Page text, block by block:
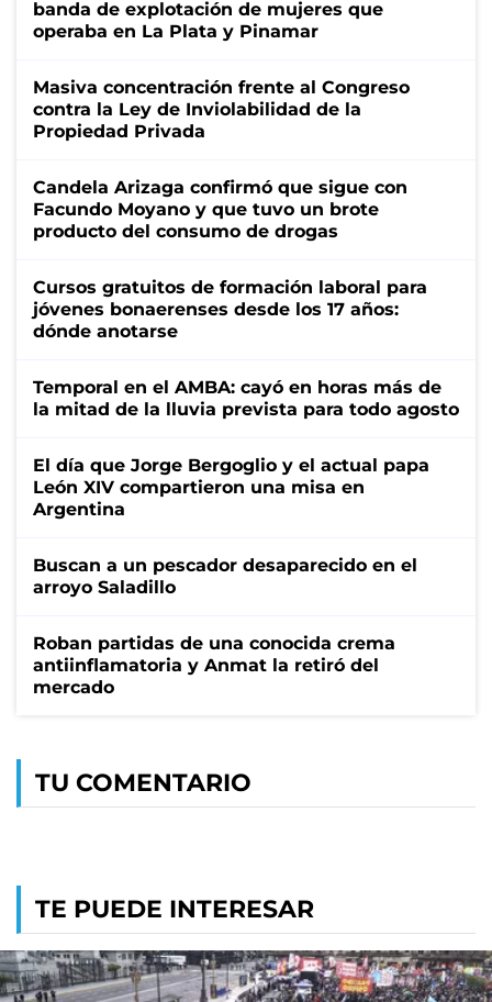
banda de explotación de mujeres que
operaba en La Plata y Pinamar
Masiva concentración frente al Congreso
contra la Ley de Inviolabilidad de la
Propiedad Privada
Candela Arizaga confirmó que sigue con
Facundo Moyano y que tuvo un brote
producto del consumo de drogas
Cursos gratuitos de formación laboral para
jóvenes bonaerenses desde los 17 años:
dónde anotarse
Temporal en el AMBA: cayó en horas más de
la mitad de la lluvia prevista para todo agosto
El día que Jorge Bergoglio y el actual papa
León XIV compartieron una misa en
Argentina
Buscan a un pescador desaparecido en el
arroyo Saladillo
Roban partidas de una conocida crema
antiinflamatoria y Anmat la retiró del
mercado
TU COMENTARIO
TE PUEDE INTERESAR